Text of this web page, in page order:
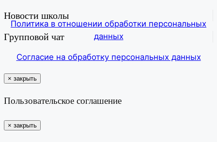
Новости школы
Групповой чат
Политика в отношении обработки персональных
данных
Согласие на обработку персональных данных
× закрыть
Пользовательское соглашение
× закрыть